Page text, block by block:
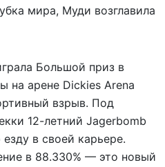
мира, Муди возглавила
Большой приз в
на арене Dickies Arena
взрыв. Под
12-летний Jagerbomb
в своей карьере.
в 88.330% — это новый